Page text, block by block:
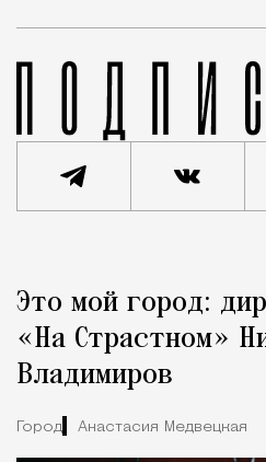
Город
Это мой город:
«На Страстном»
Владимиров
Город Анастасия Медвецкая